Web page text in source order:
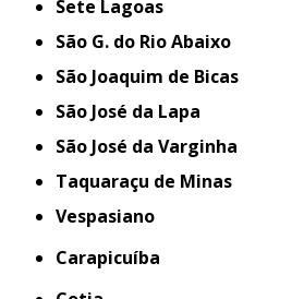
Sete Lagoas
São G. do Rio Abaixo
São Joaquim de Bicas
São José da Lapa
São José da Varginha
Taquaraçu de Minas
Vespasiano
Carapicuíba